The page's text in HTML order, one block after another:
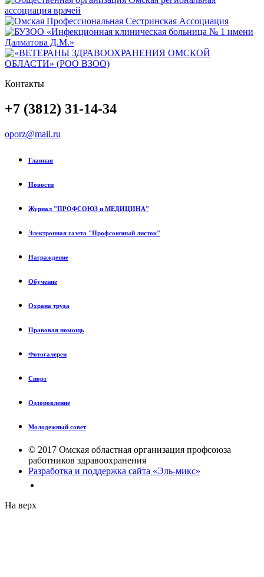
Контакты
+7 (3812) 31-14-34
oporz@mail.ru
Главная
Новости
Журнал "ПРОФСОЮЗ и МЕДИЦИНА"
Электронная газета "Профсоюзный листок"
Награждение
Обучение
Охрана труда
Правовая помощь
Фотогалереи
Спорт
Оздоровление
Молодежный совет
© 2017 Омская областная организация профсоюза
работников здравоохранения
Разработка и поддержка сайта «Эль-микс»
На верх